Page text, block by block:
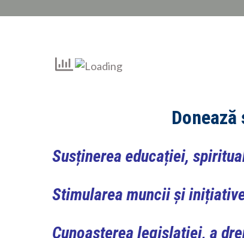
Susținerea educației,
Stimularea muncii și
Cunoașterea legislației, a